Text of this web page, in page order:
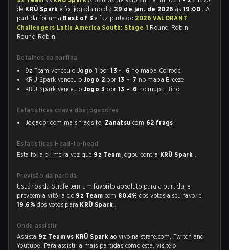
de KRÜ Sparke foi jogada no dia 29 de jan. de 2026 às19:00 . A
partida foi uma Best of 3e faz parte do 2026 VALORANT
Challengers Latin America South: Stage 1 Round-Robin -
Round-Robin.
Detalhes da partida
9z Team venceu o Jogo 1 por13 - 6 no mapa Corrode
KRÜ Spark venceu o Jogo 2 por13 - 7 no mapa Breeze
KRÜ Spark venceu o Jogo 3 por13 - 6 no mapa Bind
Estatísticas chave dos jogadores
Jogador com mais frags foi Zanatsu com 62 frags.
Estatísticas Head-to-head
Esta foi a primeira vez que 9z Team jogou contra KRÜ Spark .
Previsão da partida
Usuários da Strafe tem um favorito absoluto para a partida, e
preveem a vitória do 9z Team com 80.4% dos votos a seu favor e
19.6%dos votos para KRÜ Spark .
Onde assistir
Assista 9z Team vs KRÜ Spark ao vivo na strafe.com, Twitch and
Youtube. Para assistir a mais partidas como esta, visite o